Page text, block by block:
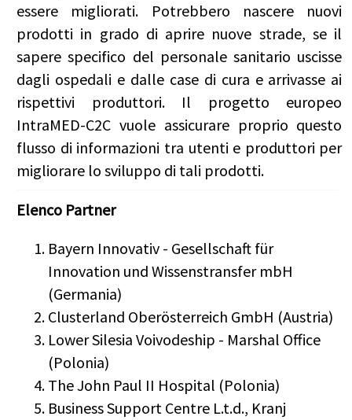
essere migliorati. Potrebbero nascere nuovi
prodotti in grado di aprire nuove strade, se il
sapere specifico del personale sanitario uscisse
dagli ospedali e dalle case di cura e arrivasse ai
rispettivi produttori. Il progetto europeo
IntraMED-C2C vuole assicurare proprio questo
flusso di informazioni tra utenti e produttori per
migliorare lo sviluppo di tali prodotti.
Elenco Partner
Bayern Innovativ - Gesellschaft für
Innovation und Wissenstransfer mbH
(Germania)
Clusterland Oberösterreich GmbH (Austria)
Lower Silesia Voivodeship - Marshal Office
(Polonia)
The John Paul II Hospital (Polonia)
Business Support Centre L.t.d., Kranj